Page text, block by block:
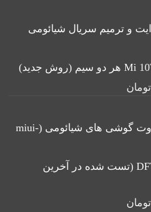
و ترمیم سریال شیائومی
250,000 تومان
تومان
آموزش روت گوشی های شیائومی (miui-
hyperos) توسط دانگل DFT (تست شده در آخرین
تومان